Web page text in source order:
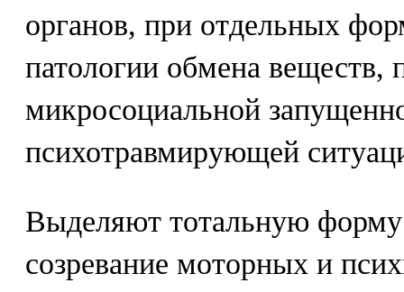
органов, при отдельных
патологии обмена веществ,
микросоциальной
психотравмирующей
Выделяют тотальную
созревание моторных и